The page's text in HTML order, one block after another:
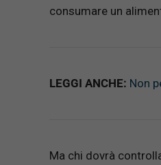
consumare un
LEGGI ANCHE: Non
Ma chi dovrà